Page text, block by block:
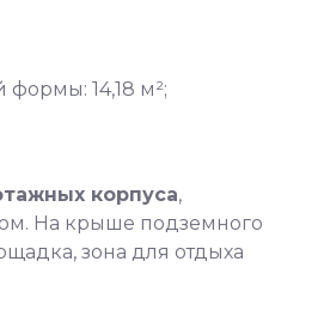
14,18 м²;
кopпуca,
На крыше подземного
зона для отдыха